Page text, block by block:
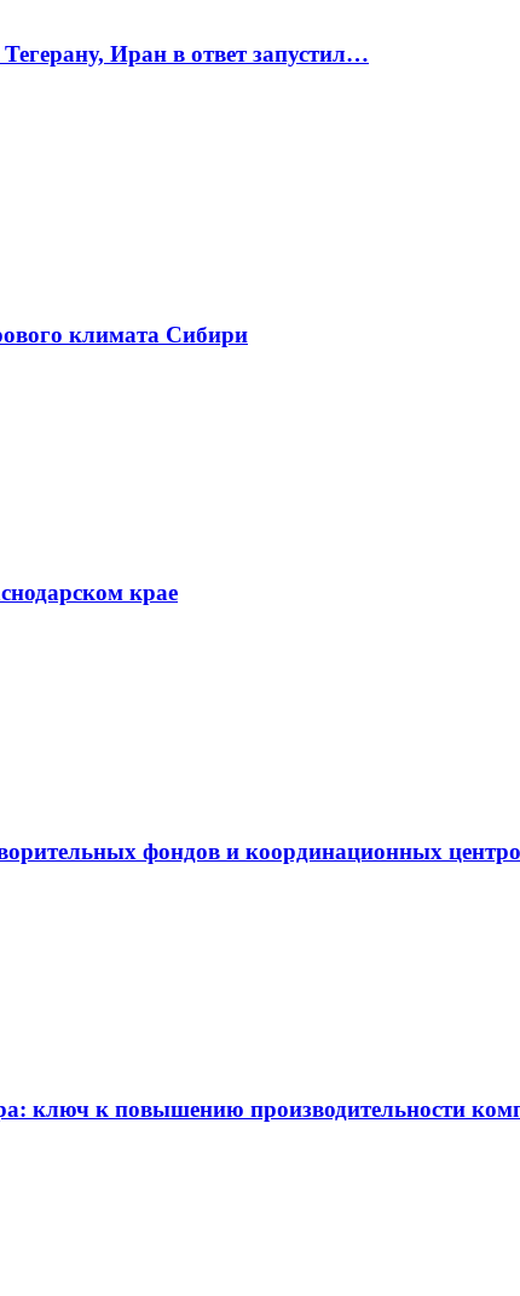
Иран в ответ запустил…
климата Сибири
крае
фондов и координационных
ключ к повышению производительности